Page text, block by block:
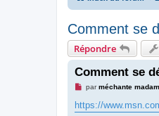
Comment se
Répondre
Comment se
M
s
s
parméchante
https://